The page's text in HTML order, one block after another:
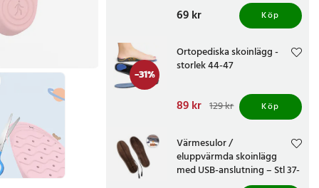
Pris:69 kr
69 kr Köp
-31%
Ortopediska skoinlägg -
storlek 44-47
Nuvarande pris
Tidigare pris 129 kr
89 kr 129 kr Köp
Värmesulor /
eluppvärmda skoinlägg
med USB-anslutning – Stl 37-